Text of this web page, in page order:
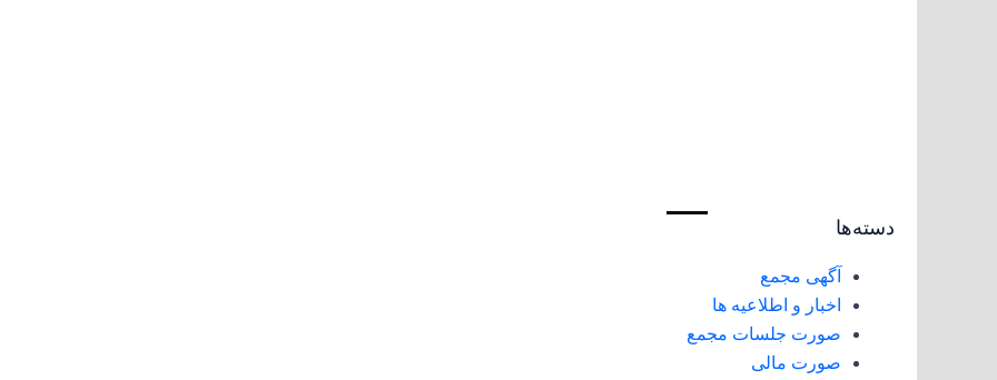
دسته‌ها
آگهی مجمع
اخبار و اطلاعیه ها
صورت جلسات مجمع
صورت مالی